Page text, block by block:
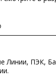
Линии, ПЭК,